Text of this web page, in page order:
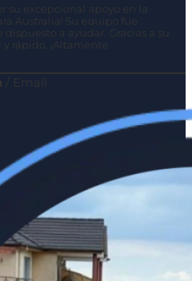
su excepcional apoyo en la
Australia! Su equipo fue
a ayudar. Gracias a su
rápido. ¡Altamente
/ Email